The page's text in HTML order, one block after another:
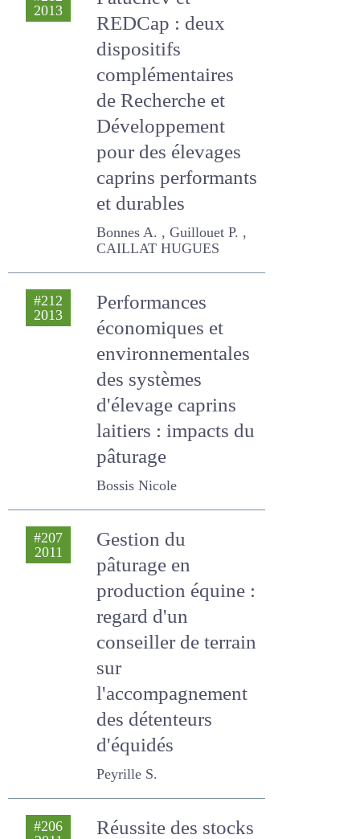
#212
2013
Patuchev et
REDCap : deux
dispositifs
complémentaires
de Recherche et
Développement
pour des élevages
caprins
durables
Bonnes A. , Guillouet P. ,
CAILLAT HUGUES
Performances
économiques et
environnementales
des systèmes
d'élevage caprins
laitiers : impacts du
pâturage
Bossis Nicole
Gestion du
pâturage en
production équine :
regard d'un
conseiller de terrain
sur
l'accompagnement
des détenteurs
d'équidés
Peyrille S.